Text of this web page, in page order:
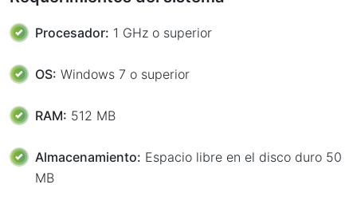
Procesador: 1 GHz o superior
OS: Windows 7 o superior
RAM: 512 MB
Almacenamiento: Espacio libre en el disco duro 50
MB